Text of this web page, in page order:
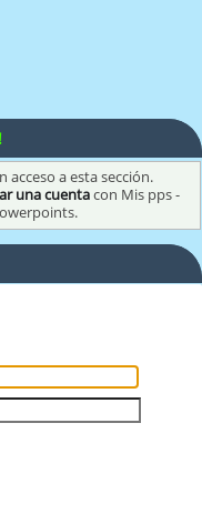
a esta sección.
una cuentacon Mis pps -